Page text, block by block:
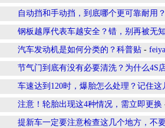
自动挡和手动挡，到底哪个更可靠耐用？
钢板越厚代表车越安全？错，别再被无
汽车发动机是如何分类的？科普贴 -
节气门到底有没有必要清洗？为什么4S
车速达到120时，爆胎怎么处理？记住
注意！轮胎出现这4种情况，需立即更换
提新车一定要注意检查这几个地方，不